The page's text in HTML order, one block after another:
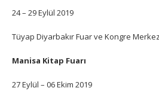
24 – 29 Eylül 2019
Tüyap Diyarbakır Fuar ve Kongre
Manisa Kitap Fuarı
27 Eylül – 06 Ekim 2019